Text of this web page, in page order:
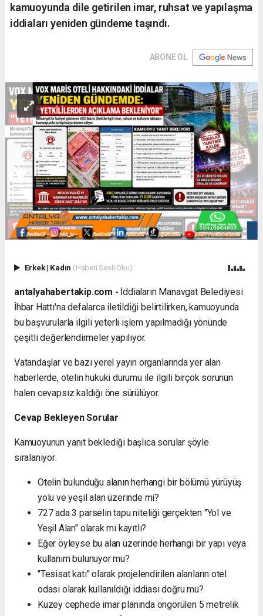
kamuoyunda dile getirilen imar, ruhsat ve yapılaşma
iddiaları yeniden gündeme taşındı.
ABONE OL
Erkek| Kadın (Haberi Sesli Oku)
antalyahabertakip.com - İddiaların Manavgat Belediyesi
İhbar Hattı'na defalarca iletildiği belirtilirken, kamuoyunda
bu başvurularla ilgili yeterli işlem yapılmadığı yönünde
çeşitli değerlendirmeler yapılıyor.
Vatandaşlar ve bazı yerel yayın organlarında yer alan
haberlerde, otelin hukuki durumu ile ilgili birçok sorunun
halen cevapsız kaldığı öne sürülüyor.
Cevap Bekleyen Sorular
Kamuoyunun yanıt beklediği başlıca sorular şöyle
sıralanıyor:
Otelin bulunduğu alanın herhangi bir bölümü yürüyüş
yolu ve yeşil alan üzerinde mi?
727 ada 3 parselin tapu niteliği gerçekten "Yol ve
Yeşil Alan" olarak mı kayıtlı?
Eğer öyleyse bu alan üzerinde herhangi bir yapı veya
kullanım bulunuyor mu?
"Tesisat katı" olarak projelendirilen alanların otel
odası olarak kullanıldığı iddiası doğru mu?
Kuzey cephede imar planında öngörülen 5 metrelik